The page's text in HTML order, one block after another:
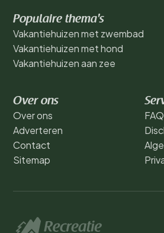
Populaire thema's
Vakantiehuizen met zwembad
Vakantiehuizen met hond
Vakantiehuizen aan zee
Over ons
Over ons
Adverteren
Contact
Sitemap
FAQ